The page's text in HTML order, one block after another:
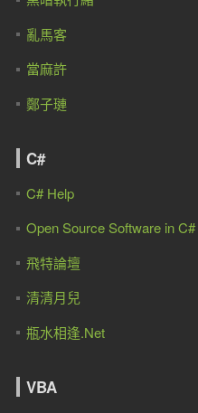
亂馬客
當麻許
鄭子璉
C#
C# Help
Open Source Software in C#
飛特論壇
清清月兒
瓶水相逢.Net
VBA